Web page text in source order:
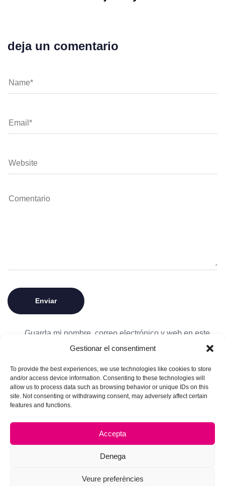
Gestionar el consentiment
To provide the best experiences, we use technologies like cookies to store
and/or access device information. Consenting to these technologies will
allow us to process data such as browsing behavior or unique IDs on this
site. Not consenting or withdrawing consent, may adversely affect certain
features and functions.
Accepta
Denega
Veure preferències
deja un comentario
Guarda mi nombre, correo electrónico y web en este
navegador para la próxima vez que comente.